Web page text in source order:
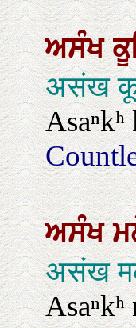
ਅਸੰਖ
असंख
ਅਸੰਖ
असंख
Asaⁿkʰ